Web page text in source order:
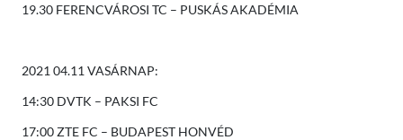
19.30 FERENCVÁROSI TC – PUSKÁS AKADÉMIA
2021 04.11 VASÁRNAP:
14:30 DVTK – PAKSI FC
17:00 ZTE FC – BUDAPEST HONVÉD